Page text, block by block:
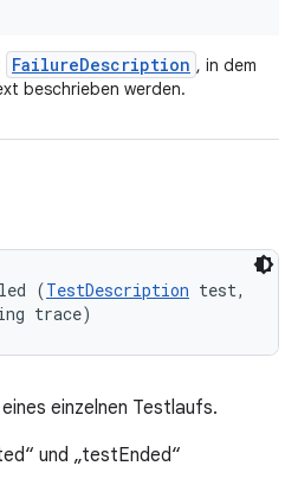
FailureDescription , in dem
beschrieben werden.
(TestDescription test,
trace)
einzelnen Testlaufs.
und „testEnded“